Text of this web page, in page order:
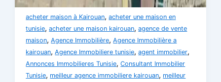
acheter maison à Kairouan,acheter une maison en
tunisie,acheter une maison kairouan,agence de vente
maison,Agence Immobilière,Agence Immobilière a
kairouan,Agence Immobiliere tunisie,agent immobilier,
Annonces Immobilieres Tunisie,Consultant Immobilier
Tunisie, meilleur agence immobiliere kairouan, meilleur